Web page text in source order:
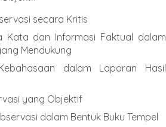
secara Kritis
Kata dan Informasi Faktual dalam
Mendukung
dalam Laporan Hasil
yang Objektif
dalam Bentuk Buku Tempel